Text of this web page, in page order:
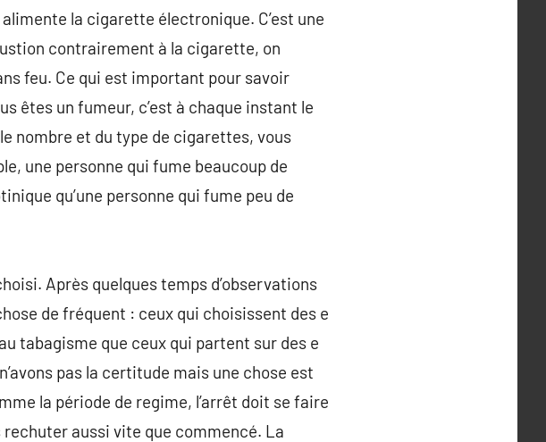
la cigarette électronique. C’est une
contrairement à la cigarette, on
feu. Ce qui est important pour savoir
êtes un fumeur, c’est à chaque instant le
nombre et du type de cigarettes, vous
une personne qui fume beaucoup de
qu’une personne qui fume peu de
Après quelques temps d’observations
de fréquent : ceux qui choisissent des e
tabagisme que ceux qui partent sur des e
pas la certitude mais une chose est
la période de regime, l’arrêt doit se faire
aussi vite que commencé. La